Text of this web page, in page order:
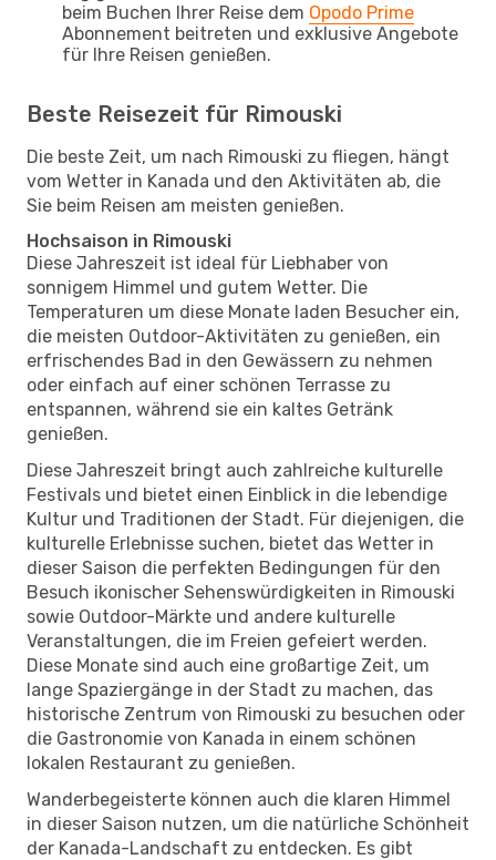
beim Buchen Ihrer Reise dem Opodo Prime
Abonnement beitreten und exklusive Angebote
für Ihre Reisen genießen.
Beste Reisezeit für Rimouski
Die beste Zeit, um nach Rimouski zu fliegen, hängt
vom Wetter in Kanada und den Aktivitäten ab, die
Sie beim Reisen am meisten genießen.
Hochsaison in Rimouski
Diese Jahreszeit ist ideal für Liebhaber von
sonnigem Himmel und gutem Wetter. Die
Temperaturen um diese Monate laden Besucher ein,
die meisten Outdoor-Aktivitäten zu genießen, ein
erfrischendes Bad in den Gewässern zu nehmen
oder einfach auf einer schönen Terrasse zu
entspannen, während sie ein kaltes Getränk
genießen.
Diese Jahreszeit bringt auch zahlreiche kulturelle
Festivals und bietet einen Einblick in die lebendige
Kultur und Traditionen der Stadt. Für diejenigen, die
kulturelle Erlebnisse suchen, bietet das Wetter in
dieser Saison die perfekten Bedingungen für den
Besuch ikonischer Sehenswürdigkeiten in Rimouski
sowie Outdoor-Märkte und andere kulturelle
Veranstaltungen, die im Freien gefeiert werden.
Diese Monate sind auch eine großartige Zeit, um
lange Spaziergänge in der Stadt zu machen, das
historische Zentrum von Rimouski zu besuchen oder
die Gastronomie von Kanada in einem schönen
lokalen Restaurant zu genießen.
Wanderbegeisterte können auch die klaren Himmel
in dieser Saison nutzen, um die natürliche Schönheit
der Kanada-Landschaft zu entdecken. Es gibt